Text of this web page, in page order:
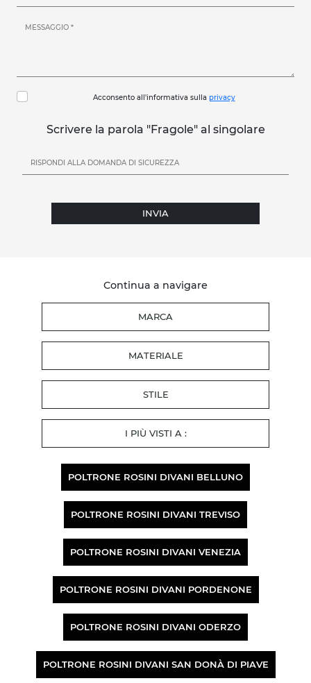
Acconsento all'informativa sulla privacy
Scrivere la parola "Fragole" al singolare
INVIA
Continua a navigare
MARCA
MATERIALE
STILE
I PIÙ VISTI A :
POLTRONE ROSINI DIVANI BELLUNO
POLTRONE ROSINI DIVANI TREVISO
POLTRONE ROSINI DIVANI VENEZIA
POLTRONE ROSINI DIVANI PORDENONE
POLTRONE ROSINI DIVANI ODERZO
POLTRONE ROSINI DIVANI SAN DONÀ DI PIAVE